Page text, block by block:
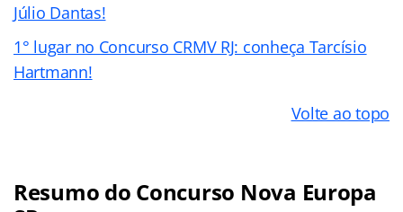
Júlio Dantas!
1° lugar no Concurso CRMV RJ: conheça Tarcísio
Hartmann!
Volte ao topo
Resumo do Concurso Nova Europa